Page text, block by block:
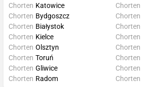
Chorten Katowice
Chorten Bydgoszcz
Chorten Białystok
Chorten Kielce
Chorten
Chorten
Chorten
Chorten
Chorten Olsztyn
Chorten Toruń
Chorten Gliwice
Chorten Radom
Chorten
Chorten
Chorten
Chorten